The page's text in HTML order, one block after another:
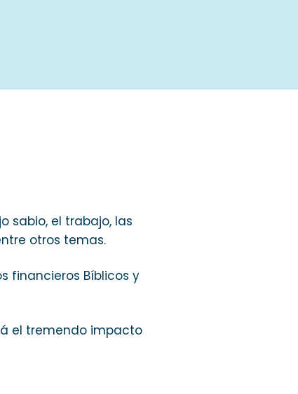
sabio, el trabajo, las
otros temas.
financieros Bíblicos y
el tremendo impacto